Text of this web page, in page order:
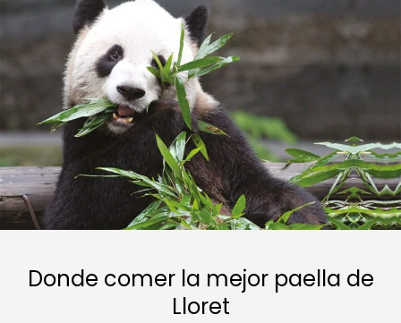
Donde comer la mejor paella de
Lloret